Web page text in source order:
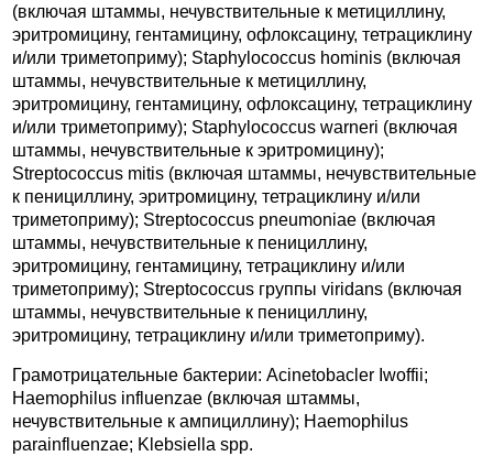
(включая штаммы, нечувствительные к метициллину,
эритромицину, гентамицину, офлоксацину, тетрациклину
и/или триметоприму); Staphylococcus hominis (включая
штаммы, нечувствительные к метициллину,
эритромицину, гентамицину, офлоксацину, тетрациклину
и/или триметоприму); Staphylococcus warneri (включая
штаммы, нечувствительные к эритромицину);
Streptococcus mitis (включая штаммы, нечувствительные
к пенициллину, эритромицину, тетрациклину и/или
триметоприму); Streptococcus pneumoniae (включая
штаммы, нечувствительные к пенициллину,
эритромицину, гентамицину, тетрациклину и/или
триметоприму); Streptococcus группы viridans (включая
штаммы, нечувствительные к пенициллину,
эритромицину, тетрациклину и/или триметоприму).
Грамотрицательные бактерии: Acinetobacler Iwoffii;
Haemophilus influenzae (включая штаммы,
нечувствительные к ампициллину); Haemophilus
parainfluenzae; Klebsiella spp.